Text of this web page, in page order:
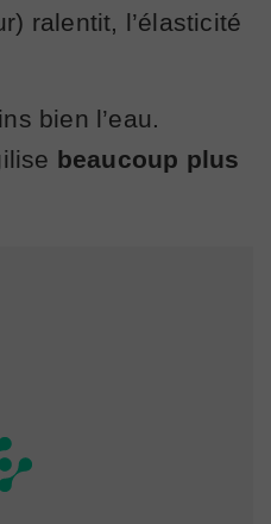
ralentit, l’élasticité
bien l’eau.
beaucoup plus